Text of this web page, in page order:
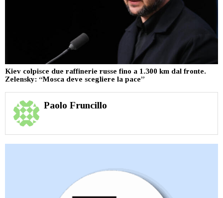
Kiev colpisce due raffinerie russe fino a 1.300 km dal fronte.
Zelensky: “Mosca deve scegliere la pace”
Paolo Fruncillo